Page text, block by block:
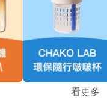
看更多